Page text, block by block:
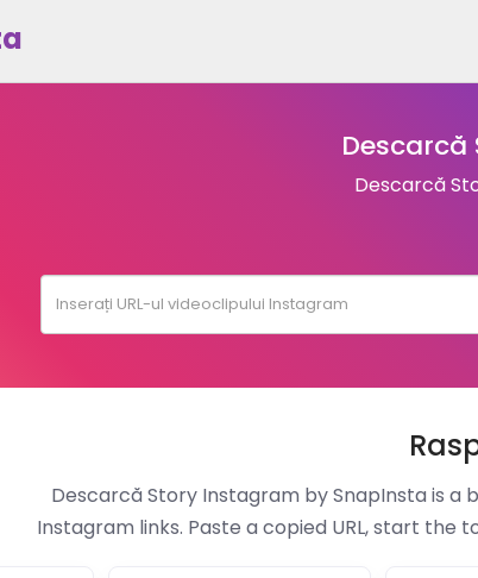
Descarcă
Descarcă Story Instagram by SnapInsta is
Instagram links. Paste a copied URL, start the